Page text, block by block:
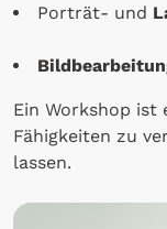
Porträt- und
Ein Workshop ist
Fähigkeiten zu
lassen.